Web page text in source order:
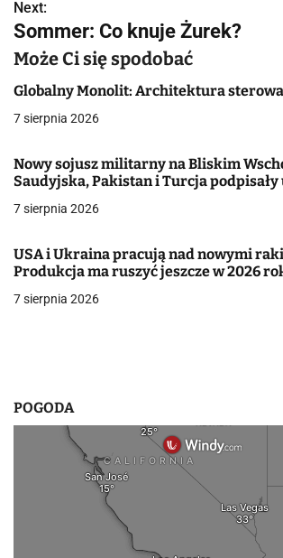
w
i
a
j
a
w
p
Next:
Sommer: Co knuje Żurek?
Może Ci się spodobać
Globalny Monolit: Architektura
7 sierpnia 2026
Nowy sojusz militarny na Bliskim
Saudyjska, Pakistan i Turcja podpisały
7 sierpnia 2026
USA i Ukraina pracują nad nowymi
Produkcja ma ruszyć jeszcze w 2026
7 sierpnia 2026
POGODA